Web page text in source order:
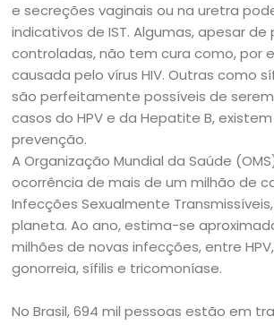
e secreções vaginais ou na uretra
indicativos de IST. Algumas, apesar
controladas, não tem cura como, por
causada pelo vírus HIV. Outras como
são perfeitamente possíveis de
casos do HPV e da Hepatite B,
prevenção.
A Organização Mundial da Saúde
ocorrência de mais de um milhão de
Infecções Sexualmente
planeta. Ao ano, estima-se
milhões de novas infecções, entre
gonorreia, sífilis e tricomoníase.
No Brasil, 694 mil pessoas estão em